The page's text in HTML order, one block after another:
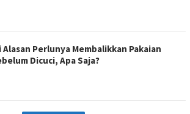
Alasan Perlunya Membalikkan Pakaian
Dicuci, Apa Saja?